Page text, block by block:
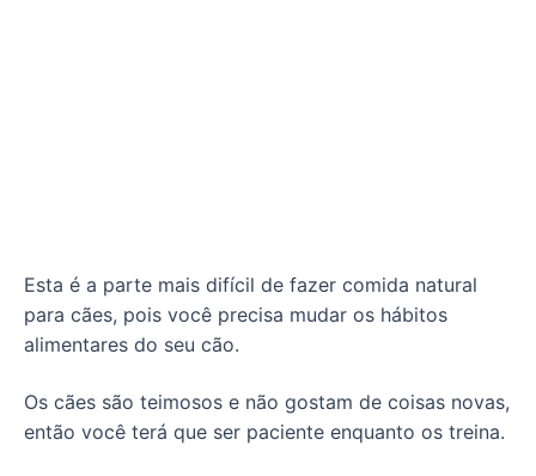
Esta é a parte mais difícil de fazer comida natural
para cães, pois você precisa mudar os hábitos
alimentares do seu cão.
Os cães são teimosos e não gostam de coisas novas,
então você terá que ser paciente enquanto os treina.